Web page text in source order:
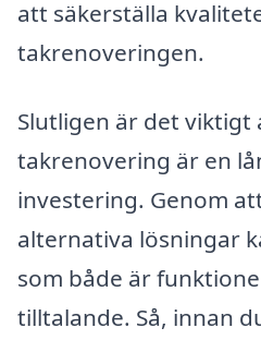
att säkerställa
takrenoveringen.
Slutligen är det viktigt
takrenovering är en
investering. Genom
alternativa lösningar
som både är
tilltalande. Så, innan